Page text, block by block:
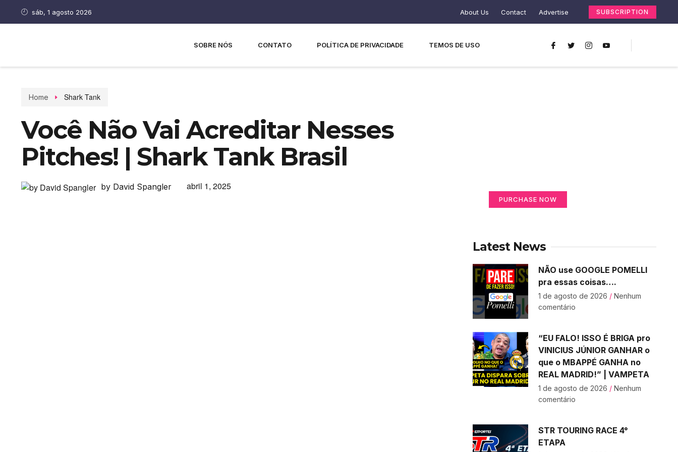
sáb, 1 agosto 2026 About Us Contact Advertise SUBSCRIPTION
SOBRE NÓS CONTATO POLÍTICA DE PRIVACIDADE TEMOS DE USO
Home Shark Tank
Você Não Vai Acreditar Nesses
Pitches! | Shark Tank Brasil
by David Spangler abril 1, 2025
PURCHASE NOW
Latest News
NÃO use GOOGLE POMELLI
pra essas coisas….
1 de agosto de 2026 Nenhum
comentário
“EU FALO! ISSO É BRIGA pro
VINICIUS JÚNIOR GANHAR o
que o MBAPPÉ GANHA no
REAL MADRID!” | VAMPETA
1 de agosto de 2026 Nenhum
comentário
STR TOURING RACE 4°
ETAPA